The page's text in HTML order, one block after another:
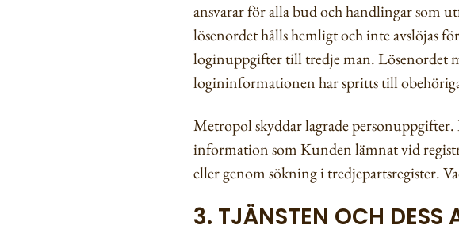
ansvarar för alla bud och handlingar som
lösenordet hålls hemligt och inte avslöjas
loginuppgifter till tredje man. Lösenordet
logininformationen har spritts till
Metropol skyddar lagrade
information som Kunden lämnat vid
eller genom sökning i tredjepartsregister.
3. TJÄNSTEN OCH DESS